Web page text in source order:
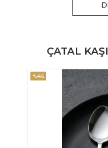
ÇATAL
%30